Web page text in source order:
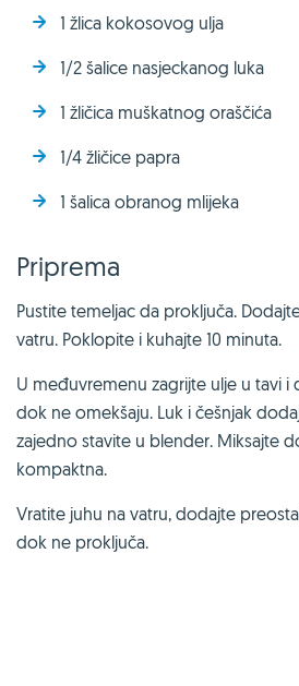
1 žlica kokosovog ulja
1/2 šalice nasjeckanog luka
1 žličica muškatnog oraščića
1/4 žličice papra
1 šalica obranog mlijeka
Priprema
Pustite temeljac da proključa.
vatru. Poklopite i kuhajte 10 minuta.
U međuvremenu zagrijte ulje u tavi i
dok ne omekšaju. Luk i češnjak
zajedno stavite u blender. Miksajte
kompaktna.
Vratite juhu na vatru, dodajte
dok ne proključa.